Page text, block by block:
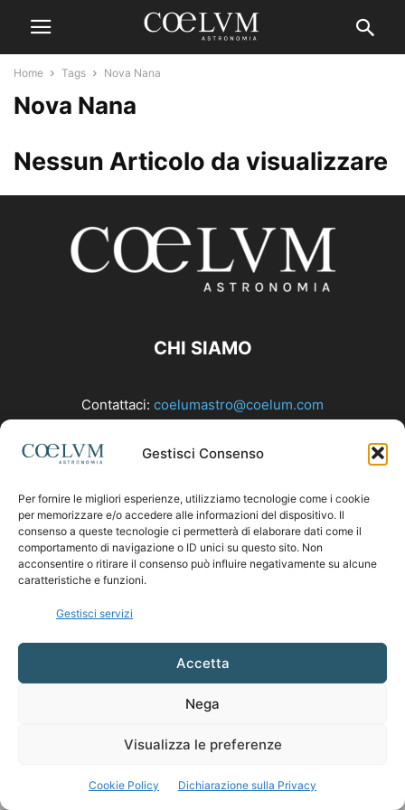
Gestisci Consenso
Per fornire le migliori esperienze, utilizziamo tecnologie come i cookie
per memorizzare e/o accedere alle informazioni del dispositivo. Il
consenso a queste tecnologie ci permetterà di elaborare dati come il
comportamento di navigazione o ID unici su questo sito. Non
acconsentire o ritirare il consenso può influire negativamente su alcune
caratteristiche e funzioni.
Gestisci servizi
Accetta
Nega
Visualizza le preferenze
Cookie Policy Dichiarazione sulla Privacy
Home Tags Nova Nana
Nova Nana
Nessun Articolo da visualizzare
CHI SIAMO
Contattaci: coelumastro@coelum.com
SEGUICI